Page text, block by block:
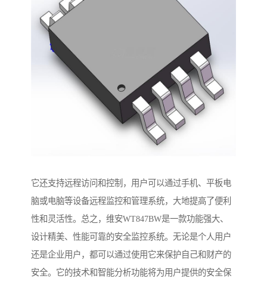
它还支持远程访问和控制，用户可以通过手机、平板电
脑或电脑等设备远程监控和管理系统，大地提高了便利
性和灵活性。总之，维安WT847BW是一款功能强大、
设计精美、性能可靠的安全监控系统。无论是个人用户
还是企业用户，都可以通过使用它来保护自己和财产的
安全。它的技术和智能分析功能将为用户提供的安全保